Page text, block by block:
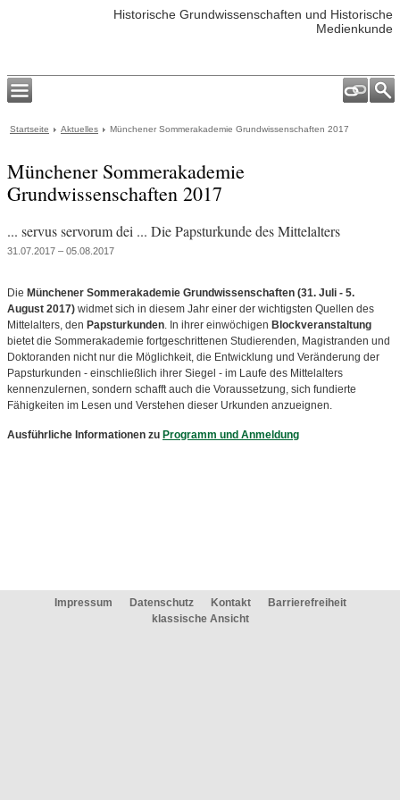
Historische Grundwissenschaften und Historische
Medienkunde
Startseite Aktuelles Münchener Sommerakademie Grundwissenschaften 2017
Münchener Sommerakademie
Grundwissenschaften 2017
... servus servorum dei ... Die Papsturkunde des Mittelalters
31.07.2017 – 05.08.2017
Die Münchener Sommerakademie Grundwissenschaften (31. Juli - 5.
August 2017) widmet sich in diesem Jahr einer der wichtigsten Quellen des
Mittelalters, den Papsturkunden. In ihrer einwöchigen Blockveranstaltung
bietet die Sommerakademie fortgeschrittenen Studierenden, Magistranden und
Doktoranden nicht nur die Möglichkeit, die Entwicklung und Veränderung der
Papsturkunden - einschließlich ihrer Siegel - im Laufe des Mittelalters
kennenzulernen, sondern schafft auch die Voraussetzung, sich fundierte
Fähigkeiten im Lesen und Verstehen dieser Urkunden anzueignen.
Ausführliche Informationen zu Programm und Anmeldung
Impressum Datenschutz Kontakt
Barrierefreiheit
klassische Ansicht